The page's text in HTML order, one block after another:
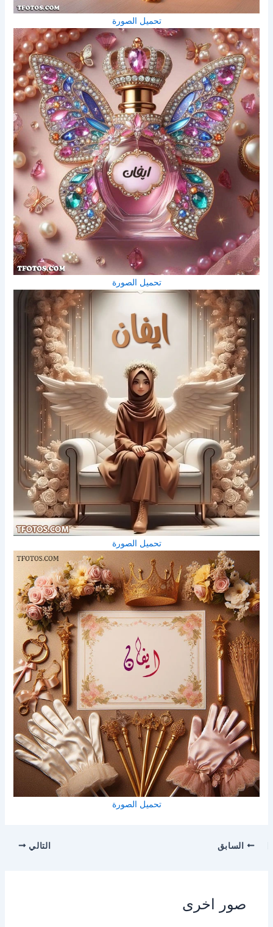
تحميل الصورة
تحميل الصورة
تحميل الصورة
تحميل الصورة
السابق التالي
صور اخرى